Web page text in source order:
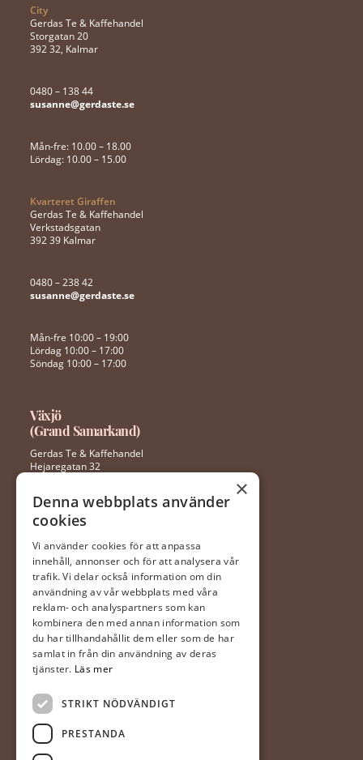
City
Gerdas Te & Kaffehandel
Storgatan 20
392 32, Kalmar
0480 – 138 44
susanne@gerdaste.se
Mån-fre: 10.00 – 18.00
Lördag: 10.00 – 15.00
Kvarteret Giraffen
Gerdas Te & Kaffehandel
Verkstadsgatan
392 39 Kalmar
0480 – 238 42
susanne@gerdaste.se
Mån-fre 10:00 – 19:00
Lördag 10:00 – 17:00
Söndag 10:00 – 17:00
Växjö
(Grand Samarkand)
Gerdas Te & Kaffehandel
Hejaregatan 32
0470 – 281 44
Mån-fre 10:00 – 20:00
Lördag 10:00 – 18:00
Söndag 10:00 – 18:00
Halmstad
(Hallarna)
Gerdas Te & Kaffehandel
Prästvägen 1
302 63 Halmstad
×
Denna webbplats använder
cookies
Vi använder cookies för att anpassa
innehåll, annonser och för att analysera vår
trafik. Vi delar också information om din
användning av vår webbplats med våra
reklam- och analyspartners som kan
kombinera den med annan information som
du har tillhandahållit dem eller som de har
samlat in från din användning av deras
tjänster. Läs mer
STRIKT NÖDVÄNDIGT
PRESTANDA